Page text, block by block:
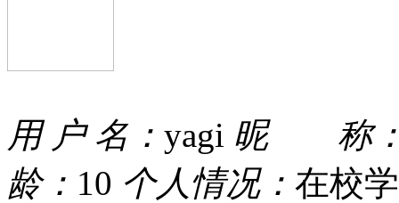
用 户 名： yagi 昵 称
龄： 10 个人情况： 在校